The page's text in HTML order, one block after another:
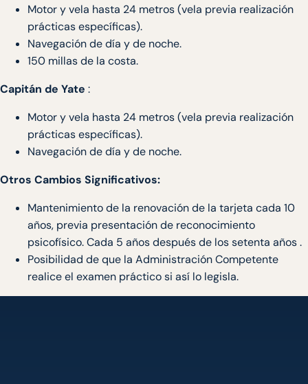
Motor y vela hasta 24 metros (vela previa realización
prácticas específicas).
Navegación de día y de noche.
150 millas de la costa.
Capitán de Yate :
Motor y vela hasta 24 metros (vela previa realización
prácticas específicas).
Navegación de día y de noche.
Otros Cambios Significativos:
Mantenimiento de la renovación de la tarjeta cada 10
años, previa presentación de reconocimiento
psicofísico. Cada 5 años después de los setenta años .
Posibilidad de que la Administración Competente
realice el examen práctico si así lo legisla.